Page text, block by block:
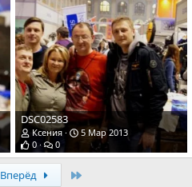
DSC02583
Ксения
5 Мар 2013
0
0
Вперёд